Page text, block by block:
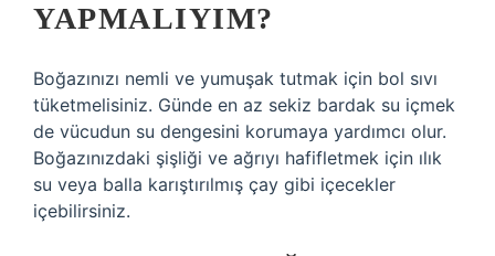
YAPMALIYIM?
Boğazınızı nemli ve yumuşak tutmak için bol sıvı
tüketmelisiniz. Günde en az sekiz bardak su içmek
de vücudun su dengesini korumaya yardımcı olur.
Boğazınızdaki şişliği ve ağrıyı hafifletmek için ılık
su veya balla karıştırılmış çay gibi içecekler
içebilirsiniz.